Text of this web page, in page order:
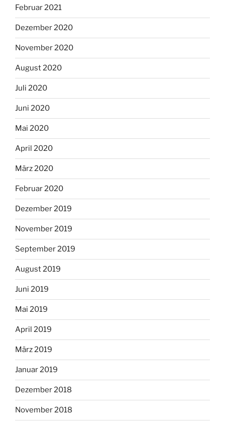
Februar 2021
Dezember 2020
November 2020
August 2020
Juli 2020
Juni 2020
Mai 2020
April 2020
März 2020
Februar 2020
Dezember 2019
November 2019
September 2019
August 2019
Juni 2019
Mai 2019
April 2019
März 2019
Januar 2019
Dezember 2018
November 2018